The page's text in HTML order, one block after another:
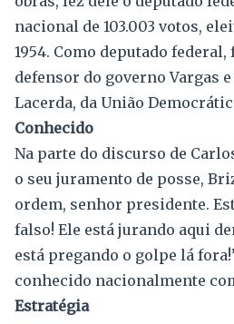
nacional de 103.003 votos,
1954. Como deputado
defensor do governo Vargas
Lacerda, da União
Conhecido
Na parte do discurso de
o seu juramento de posse,
ordem, senhor presidente.
falso! Ele está jurando aqui
está pregando o golpe lá
conhecido nacionalmente
Estratégia